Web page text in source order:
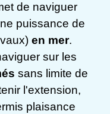
de naviguer
puissance de
en mer.
sur les
sans limite de
l'extension,
plaisance